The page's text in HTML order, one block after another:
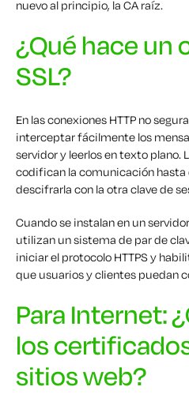
nuevo al principio, la CA raíz.
¿Qué hace un
SSL?
En las conexiones HTTP no
interceptar fácilmente los
servidor y leerlos en texto plano.
codifican la comunicación
descifrarla con la otra clave de
Cuando se instalan en un
utilizan un sistema de par de
iniciar el protocolo HTTPS y
que usuarios y clientes puedan
Para Internet:
los
sitios web?